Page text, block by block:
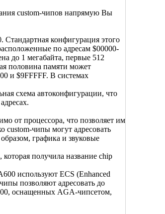
custom-чипов напрямую Вы
Стандартная конфигурация этого
по адресам $00000-
до 1 мегабайта, первые 512
половина памяти может
и $9FFFFF. В системах
схема автоконфигурации, что
от процессора, что позволяет им
custom-чипы могут адресовать
графика и звуковые
получила название chip
используют ECS (Enhanced
позволяют адресовать до
оснащенных AGA-чипсетом,